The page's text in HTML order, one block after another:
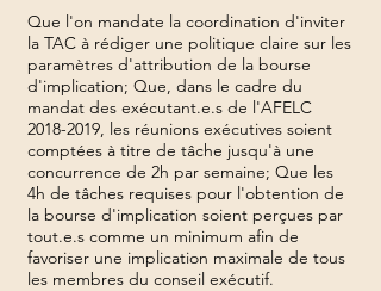
Que l'on mandate la coordination d'inviter
la TAC à rédiger une politique claire sur les
paramètres d'attribution de la bourse
d'implication; Que, dans le cadre du
mandat des exécutant.e.s de l'AFELC
2018-2019, les réunions exécutives soient
comptées à titre de tâche jusqu'à une
concurrence de 2h par semaine; Que les
4h de tâches requises pour l'obtention de
la bourse d'implication soient perçues par
tout.e.s comme un minimum afin de
favoriser une implication maximale de tous
les membres du conseil exécutif.